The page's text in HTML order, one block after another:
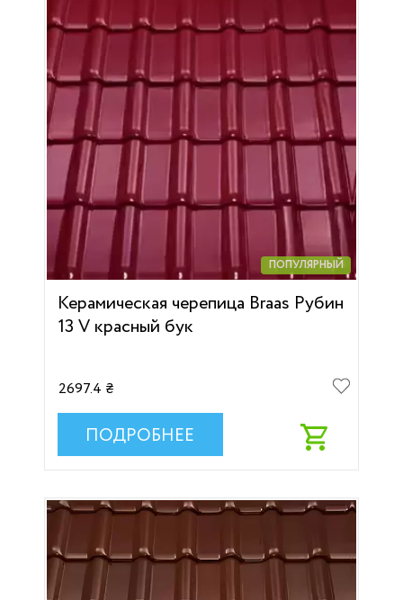
ПОПУЛЯРНЫЙ
Керамическая черепица Braas Рубин
13 V красный бук
2697.4 ₴
ПОДРОБНЕЕ